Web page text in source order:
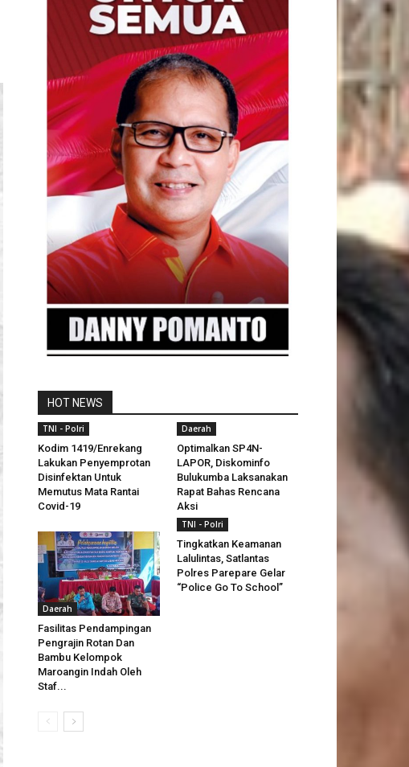
HOT NEWS
TNI - Polri
Kodim 1419/Enrekang
Lakukan Penyemprotan
Disinfektan Untuk
Memutus Mata Rantai
Covid-19
Daerah
Optimalkan SP4N-
LAPOR, Diskominfo
Bulukumba Laksanakan
Rapat Bahas Rencana
Aksi
Daerah
Fasilitas Pendampingan
Pengrajin Rotan Dan
Bambu Kelompok
Maroangin Indah Oleh
Staf...
TNI - Polri
Tingkatkan Keamanan
Lalulintas, Satlantas
Polres Parepare Gelar
“Police Go To School”